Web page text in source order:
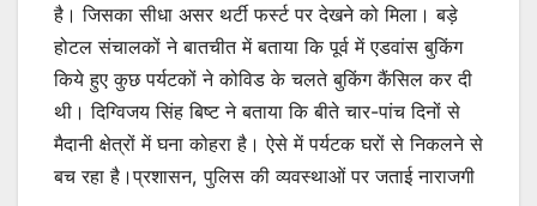
है। जिसका सीधा असर थर्टी फर्स्ट पर देखने को मिला। बड़े
होटल संचालकों ने बातचीत में बताया कि पूर्व में एडवांस बुकिंग
किये हुए कुछ पर्यटकों ने कोविड के चलते बुकिंग कैंसिल कर दी
थी। दिग्विजय सिंह बिष्ट ने बताया कि बीते चार-पांच दिनों से
मैदानी क्षेत्रों में घना कोहरा है। ऐसे में पर्यटक घरों से निकलने से
बच रहा है।प्रशासन, पुलिस की व्यवस्थाओं पर जताई नाराजगी